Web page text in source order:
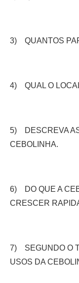
3) QUANTOS
4) QUAL O
5) DESCREVA
CEBOLINHA.
6) DO QUE A
CRESCER
7) SEGUNDO O
USOS DA